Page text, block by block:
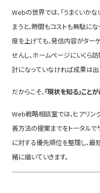
Webの世界では、「うまくいか
まうと、時間もコストも無駄に
度を上げても、発信内容がター
せんし、ホームページにいくら
計になっていなければ成果は出
だからこそ、「現状を知る」こと
Web戦略相談室では、ヒアリン
善方法の提案までをトータルで
に対する優先順位を整理し、最
緒に描いていきます。